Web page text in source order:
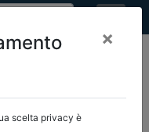
×
scelta privacy è